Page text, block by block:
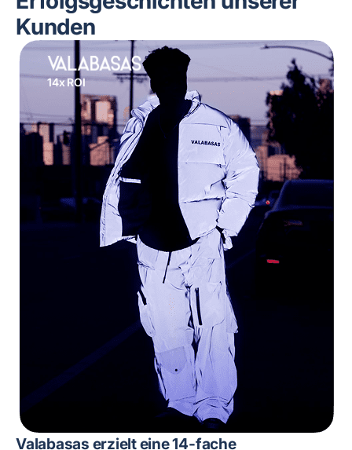
Kunden
14x ROI
Valabasas erzielt eine 14-fache